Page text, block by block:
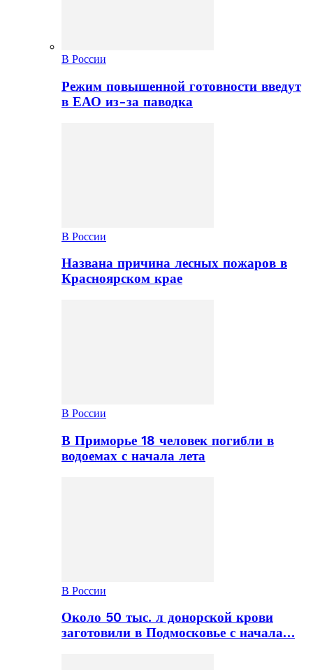
В России
Режим повышенной готовности введут
в ЕАО из-за паводка
В России
Названа причина лесных пожаров в
Красноярском крае
В России
В Приморье 18 человек погибли в
водоемах с начала лета
В России
Около 50 тыс. л донорской крови
заготовили в Подмосковье с начала…